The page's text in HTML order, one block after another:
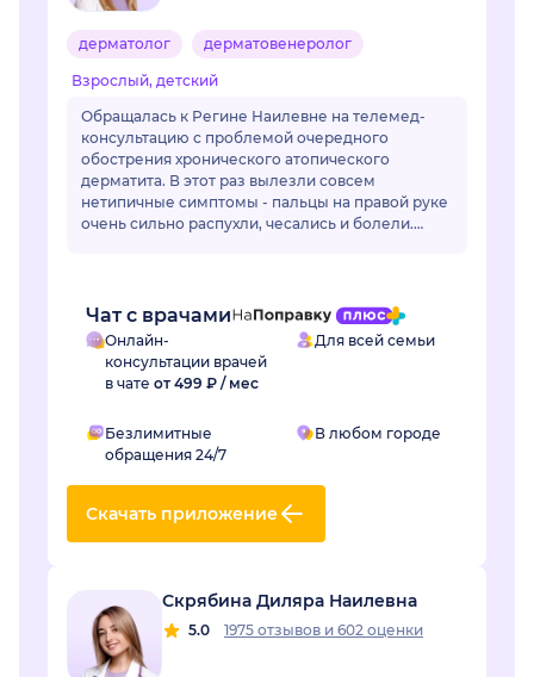
дерматолог дерматовенеролог
Взрослый, детский
Обращалась к Регине Наилевне на телемед-
консультацию с проблемой очередного
обострения хронического атопического
дерматита. В этот раз вылезли совсем
нетипичные симптомы - пальцы на правой руке
очень сильно распухли, чесались и болели.
Чат с врачами
Онлайн-
консультации врачей
в чате от 499 ₽ / мес
Для всей семьи
Безлимитные
обращения 24/7
В любом городе
Скачать приложение
Скрябина Диляра Наилевна
5.0 1975 отзывов и 602 оценки